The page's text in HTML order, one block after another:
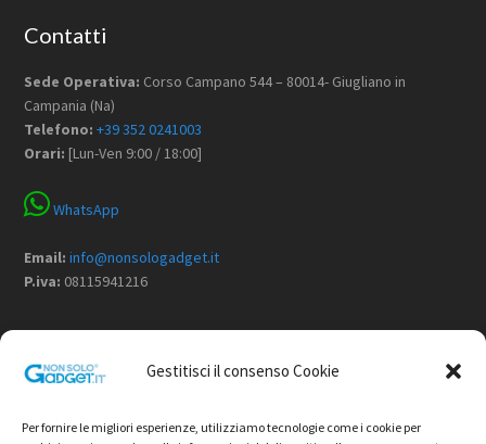
Gestitisci il consenso Cookie
Per fornire le migliori esperienze, utilizziamo tecnologie come i cookie per
Contatti
Sede Operativa: Corso Campano 544 – 80014- Giugliano in
Campania (Na)
Telefono: +39 352 0241003
Orari: [Lun-Ven 9:00 / 18:00]
WhatsApp
Email: info@nonsologadget.it
P.iva: 08115941216
Menù
Home